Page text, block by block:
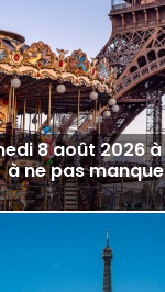
8 août 2026
à ne pas